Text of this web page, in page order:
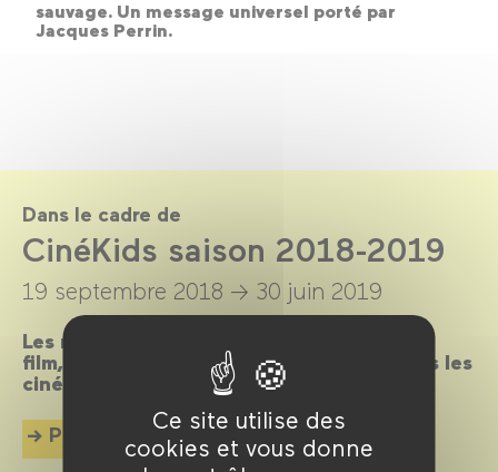
Ce site utilise des
cookies et vous donne
sauvage. Un message universel porté par
Jacques Perrin.
Dans le cadre de
CinéKids saison 2018-2019
19 septembre 2018 → 30 juin 2019
Les mercredis et dimanches après-midi, un
film, un goûter et des animations pour tous les
cinéphiles en herbe de 18 mois à 8 ans !
Plus d'info